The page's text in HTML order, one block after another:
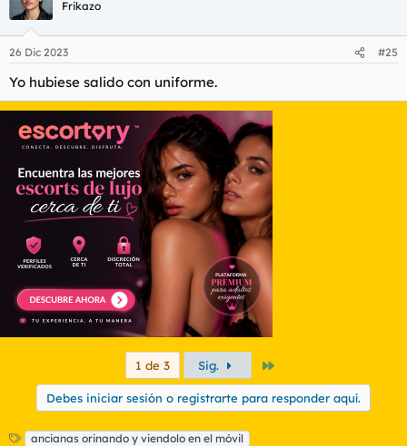
i
e
:
Frikazo
26 Dic 2023 #25
Yo hubiese salido con uniforme.
1 de 3 Sig.
Debes iniciar sesión o registrarte para responder aquí.
E ancianas orinando y viendolo en el móvil